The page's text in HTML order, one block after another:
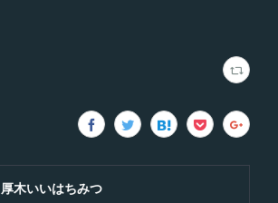
厚木いいはちみつ